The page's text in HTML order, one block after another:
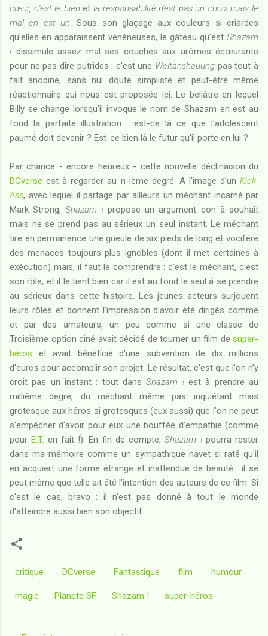
cœur, c'est le bien et la responsabilité n'est pas un choix mais le
mal en est un . Sous son glaçage aux couleurs si criardes
qu'elles en apparaissent vénéneuses, le gâteau qu'est Shazam
! dissimule assez mal ses couches aux arômes écœurants
pour ne pas dire putrides : c'est une Weltanshauung pas tout à
fait anodine, sans nul doute simpliste et peut-être même
réactionnaire qui nous est proposée ici. Le bellâtre en lequel
Billy se change lorsqu'il invoque le nom de Shazam en est au
fond la parfaite illustration : est-ce là ce que l'adolescent
paumé doit devenir ? Est-ce bien là le futur qu'il porte en lui ?
Par chance - encore heureux - cette nouvelle déclinaison du
DCverse est à regarder au n-ième degré. A l'image d'un Kick-
Ass, avec lequel il partage par ailleurs un méchant incarné par
Mark Strong,Shazam !propose un argument con à souhait
mais ne se prend pas au sérieux un seul instant. Le méchant
tire en permanence une gueule de six pieds de long et vocifère
des menaces toujours plus ignobles (dont il met certaines à
exécution) mais, il faut le comprendre : c'est le méchant, c'est
son rôle, et il le tient bien car il est au fond le seul à se prendre
au sérieux dans cette histoire. Les jeunes acteurs surjouent
leurs rôles et donnent l'impression d'avoir été dirigés comme
et par des amateurs, un peu comme si une classe de
Troisième option ciné avait décidé de tourner un film de super-
héros et avait bénéficié d'une subvention de dix millions
d'euros pour accomplir son projet. Le résultat, c'est que l'on n'y
croit pas un instant : tout dansShazam !est à prendre au
millième degré, du méchant même pas inquiétant mais
grotesque aux héros si grotesques (eux aussi) que l'on ne peut
s'empêcher d'avoir pour eux une bouffée d'empathie (comme
pourE.T. en fait !). En fin de compte,Shazam !pourra rester
dans ma mémoire comme un sympathique navet si raté qu'il
en acquiert une forme étrange et inattendue de beauté : il se
peut même que telle ait été l'intention des auteurs de ce film. Si
c'est le cas, bravo : il n'est pas donné à tout le monde
d'atteindre aussi bien son objectif...
critique DCverse Fantastique film humour
magie Planete SF Shazam ! super-héros